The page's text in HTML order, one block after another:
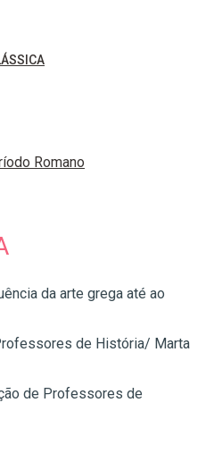
Romano
da arte grega até ao
de História/ Marta
de Professores de